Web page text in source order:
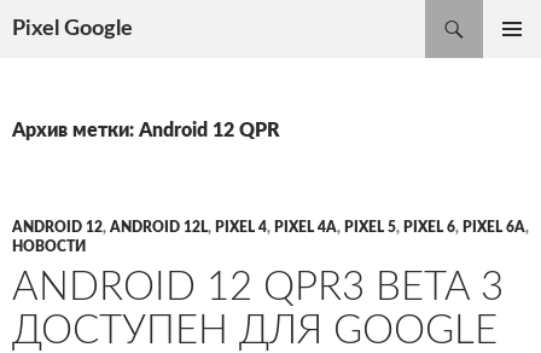
Pixel Google
Архив метки: Android 12 QPR
ANDROID 12, ANDROID 12L, PIXEL 4, PIXEL 4A, PIXEL 5, PIXEL 6, PIXEL 6A,
НОВОСТИ
ANDROID 12 QPR3 BETA 3
ДОСТУПЕН ДЛЯ GOOGLE